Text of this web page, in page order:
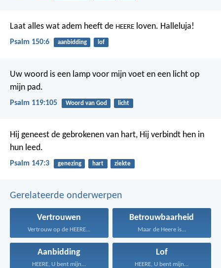
Laat alles wat adem heeft de HEERE loven. Halleluja!
Psalm 150:6 aanbidding lof
Uw woord is een lamp voor mijn voet en een licht op
mijn pad.
Psalm 119:105 Woord van God licht
Hij geneest de gebrokenen van hart, Hij verbindt hen in
hun leed.
Psalm 147:3 genezing hart ziekte
Gerelateerde onderwerpen
Vertrouwen
Vertrouw op de HEERE...
Betrouwbaarheid
Maar de Heere is...
Aanbidding
HEERE, U bent mijn...
Lof
HEERE, U bent mijn...